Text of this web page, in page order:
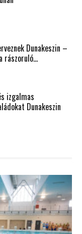
Dunakeszin –
rászoruló...
izgalmas
Dunakeszin